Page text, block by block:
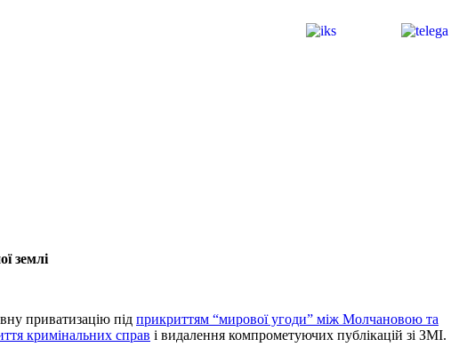
землі
приватизацію під прикриттям “мирової угоди” між Молчановою та
кримінальних справ і видалення компрометуючих публікацій зі ЗМІ.